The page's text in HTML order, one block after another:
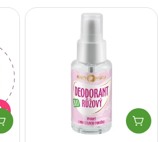
Pridať do košíka